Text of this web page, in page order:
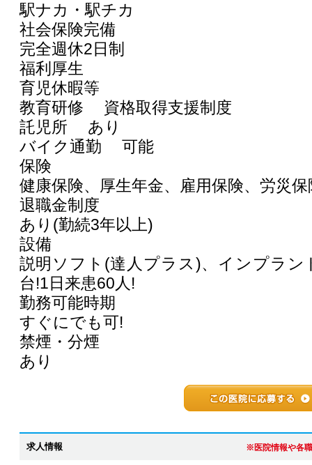
駅ナカ・駅チカ
社会保険完備
完全週休2日制
福利厚生
育児休暇等
教育研修 資格取得支援制度
託児所 あり
バイク通勤 可能
保険
健康保険、厚生年金、雇用保険、労災
退職金制度
あり(勤続3年以上)
設備
説明ソフト(達人プラス)、インプラン
台!1日来患60人!
勤務可能時期
すぐにでも可!
禁煙・分煙
あり
求人情報 ※医院情報や各